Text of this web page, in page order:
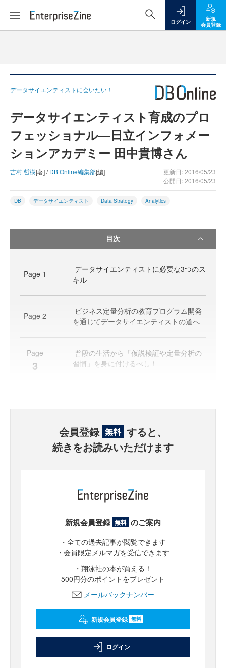
ログイン
新規
会員登録
データサイエンティストに会いたい！
データサイエンティスト育成のプロ
フェッショナル―日立インフォメー
ションアカデミー 田中貴博さん
吉村 哲樹[著] /DB Online編集部[編]
更新日: 2016/05/23
公開日: 2016/05/23
DB データサイエンティスト Data Strategy Analytics
目次
Page 1
データサイエンティストに必要な3つのス
キル
Page 2
ビジネス定量分析の教育プログラム開発
を通じてデータサイエンティストの道へ
Page
3
普段の生活から「仮説検証や定量分析の
習慣」を身に付けるべし！
会員登録 無料 すると、
続きをお読みいただけます
新規会員登録 無料 のご案内
・全ての過去記事が閲覧できます
・会員限定メルマガを受信できます
・翔泳社の本が買える！
500円分のポイントをプレゼント
メールバックナンバー
新規会員登録 無料
ログイン